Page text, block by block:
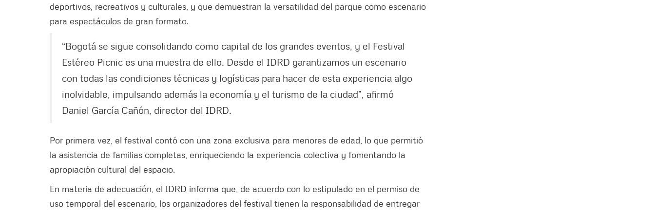
deportivos, recreativos y culturales, y que demuestran la versatilidad del parque como escenario
para espectáculos de gran formato.
“Bogotá se sigue consolidando como capital de los grandes eventos, y el Festival
Estéreo Picnic es una muestra de ello. Desde el IDRD garantizamos un escenario
con todas las condiciones técnicas y logísticas para hacer de esta experiencia algo
inolvidable, impulsando además la economía y el turismo de la ciudad”, afirmó
Daniel García Cañón, director del IDRD.
Por primera vez, el festival contó con una zona exclusiva para menores de edad, lo que permitió
la asistencia de familias completas, enriqueciendo la experiencia colectiva y fomentando la
apropiación cultural del espacio.
En materia de adecuación, el IDRD informa que, de acuerdo con lo estipulado en el permiso de
uso temporal del escenario, los organizadores del festival tienen la responsabilidad de entregar